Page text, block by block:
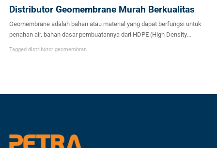
Distributor Geomembrane Murah Berkualitas
Geomembrane adalah bahan atau material yang dapat berfungsi untuk
penahan air, bahan dasar pembuatannya dari HDPE (High Density
Tagged distributor geomembran